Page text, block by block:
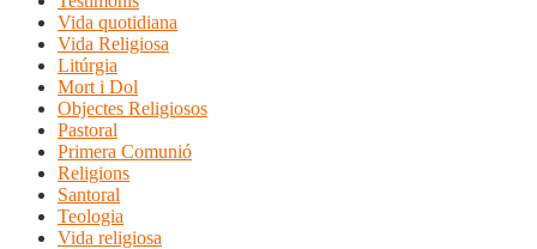
Vida quotidiana
Vida Religiosa
Litúrgia
Mort i Dol
Objectes Religiosos
Pastoral
Primera Comunió
Religions
Santoral
Teologia
Vida religiosa